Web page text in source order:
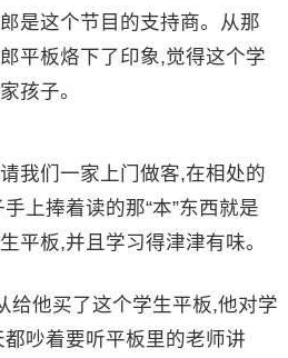
是这个节目的支持商。从那
平板烙下了印象,觉得这个学
孩子。
们一家上门做客,在相处的
上捧着读的那“本”东西就是
平板,并且学习得津津有味。
他买了这个学生平板,他对学
吵着要听平板里的老师讲